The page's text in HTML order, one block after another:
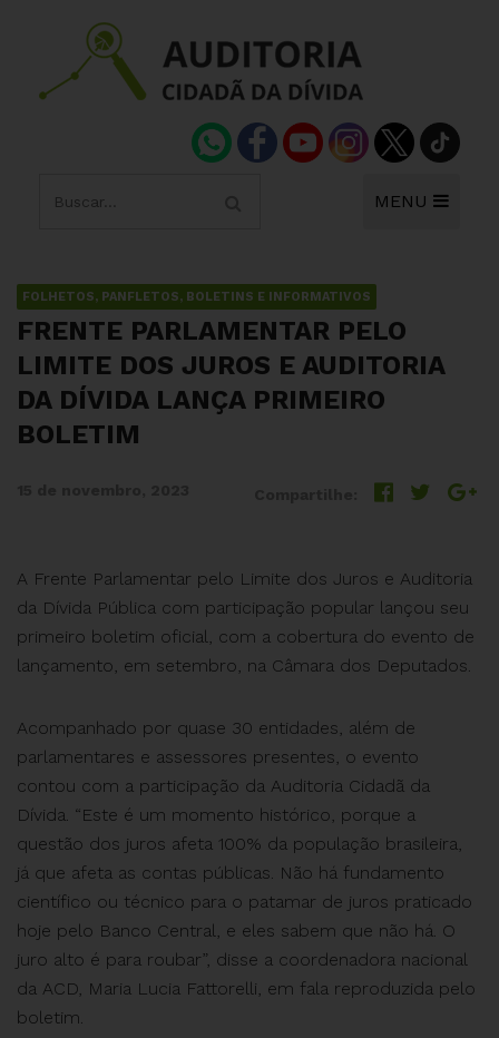
MENU
FOLHETOS, PANFLETOS, BOLETINS E INFORMATIVOS
FRENTE PARLAMENTAR PELO
LIMITE DOS JUROS E AUDITORIA
DA DÍVIDA LANÇA PRIMEIRO
BOLETIM
A Frente Parlamentar pelo Limite dos Juros e Auditoria
da Dívida Pública com participação popular lançou seu
primeiro boletim oficial, com a cobertura do evento de
lançamento, em setembro, na Câmara dos Deputados.
Acompanhado por quase 30 entidades, além de
parlamentares e assessores presentes, o evento
contou com a participação da Auditoria Cidadã da
Dívida. “Este é um momento histórico, porque a
questão dos juros afeta 100% da população brasileira,
já que afeta as contas públicas. Não há fundamento
científico ou técnico para o patamar de juros praticado
hoje pelo Banco Central, e eles sabem que não há. O
juro alto é para roubar”, disse a coordenadora nacional
da ACD, Maria Lucia Fattorelli, em fala reproduzida pelo
boletim.